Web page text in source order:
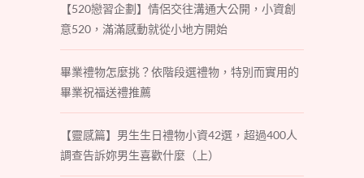
【520戀習企劃】情侶交往溝通大公開，小資創
意520，滿滿感動就從小地方開始
畢業禮物怎麼挑？依階段選禮物，特別而實用的
畢業祝福送禮推薦
【靈感篇】男生生日禮物小資42選，超過400人
調查告訴妳男生喜歡什麼（上）